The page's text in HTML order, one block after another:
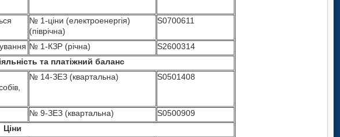
№ 1-ціни (електроенергія)
(піврічна)
S0700611
№ 1-КЗР (річна)
S2600314
та платіжний баланс
№ 14-ЗЕЗ (квартальна) S0501408
№ 9-ЗЕЗ (квартальна)
S0500909
Ціни